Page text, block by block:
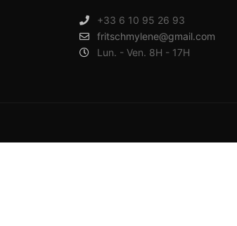
+33 6 10 95 26 93
fritschmylene@gmail.com
Lun. - Ven. 8H - 17H